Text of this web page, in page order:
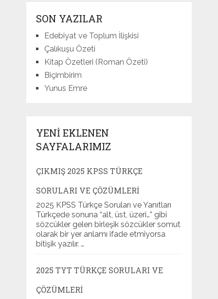
SON YAZILAR
Edebiyat ve Toplum İlişkisi
Çalıkuşu Özeti
Kitap Özetleri (Roman Özeti)
Biçimbirim
Yunus Emre
YENI EKLENEN
SAYFALARIMIZ
ÇIKMIŞ 2025 KPSS TÜRKÇE
SORULARI VE ÇÖZÜMLERI
2025 KPSS Türkçe Soruları ve Yanıtları
Türkçede sonuna “alt, üst, üzeri…” gibi
sözcükler gelen birleşik sözcükler somut
olarak bir yer anlamı ifade etmiyorsa
bitişik yazılır. …
2025 TYT TÜRKÇE SORULARI VE
ÇÖZÜMLERI